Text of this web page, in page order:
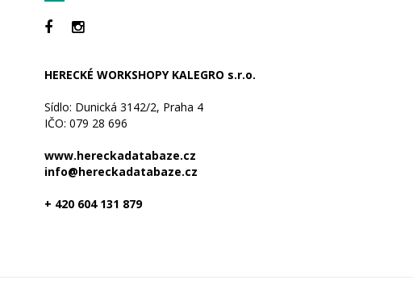
HERECKÉ WORKSHOPY KALEGRO s.r.o.
Sídlo: Dunická 3142/2, Praha 4
IČO: 079 28 696
www.hereckadatabaze.cz
info@hereckadatabaze.cz
+ 420 604 131 879